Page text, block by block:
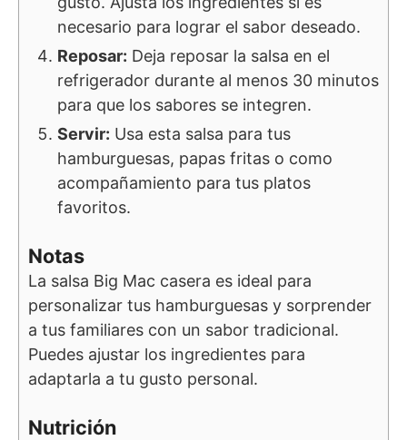
necesario para lograr el sabor deseado.
Reposar: Deja reposar la salsa en el
refrigerador durante al menos 30 minutos
para que los sabores se integren.
Servir: Usa esta salsa para tus
hamburguesas, papas fritas o como
acompañamiento para tus platos
favoritos.
Notas
La salsa Big Mac casera es ideal para
personalizar tus hamburguesas y sorprender
a tus familiares con un sabor tradicional.
Puedes ajustar los ingredientes para
adaptarla a tu gusto personal.
Nutrición